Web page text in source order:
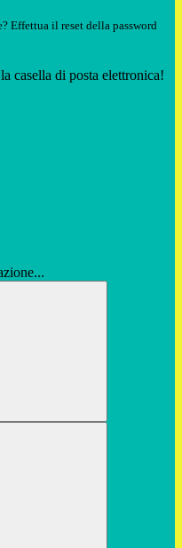
Effettua il reset della password
casella di posta elettronica!